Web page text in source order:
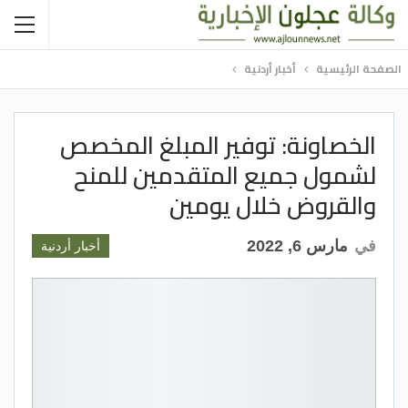
الصفحة الرئيسية أخبار أردنية
الخصاونة: توفير المبلغ المخصص
لشمول جميع المتقدمين للمنح
والقروض خلال يومين
أخبار أردنية في مارس 6, 2022